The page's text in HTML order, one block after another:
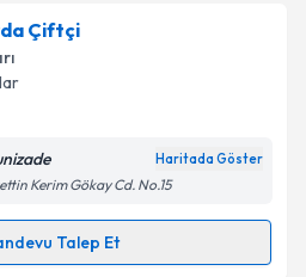
için randevu takvimi talebi
randevu almanız için bir
e-posta ile bilgilendireceğiz.
işlenmesine ilişkin
ve kişisel verilerimin belirtilen
Çiftçi
Haritada Göster
Kerim Gökay Cd. No.15
Talep Et
Talebi